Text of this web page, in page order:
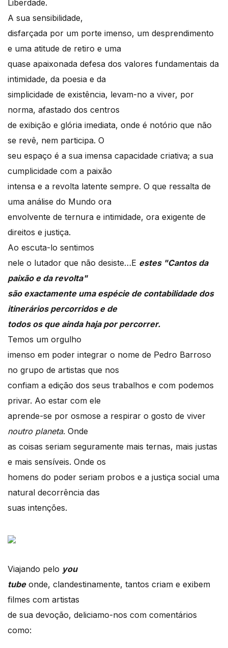
Liberdade.
A sua sensibilidade,
disfarçada por um porte imenso, um desprendimento
e uma atitude de retiro e uma
quase apaixonada defesa dos valores fundamentais da
intimidade, da poesia e da
simplicidade de existência, levam-no a viver, por
norma, afastado dos centros
de exibição e glória imediata, onde é notório que não
se revê, nem participa. O
seu espaço é a sua imensa capacidade criativa; a sua
cumplicidade com a paixão
intensa e a revolta latente sempre. O que ressalta de
uma análise do Mundo ora
envolvente de ternura e intimidade, ora exigente de
direitos e justiça.
Ao escuta-lo sentimos
nele o lutador que não desiste…E estes "Cantos da
paixão e da revolta"
são exactamente uma espécie de contabilidade dos
itinerários percorridos e de
todos os que ainda haja por percorrer.
Temos um orgulho
imenso em poder integrar o nome de Pedro Barroso
no grupo de artistas que nos
confiam a edição dos seus trabalhos e com podemos
privar. Ao estar com ele
aprende-se por osmose a respirar o gosto de viver
noutro planeta. Onde
as coisas seriam seguramente mais ternas, mais justas
e mais sensíveis. Onde os
homens do poder seriam probos e a justiça social uma
natural decorrência das
suas intenções.
Viajando pelo you
tubeonde, clandestinamente, tantos criam e exibem
filmes com artistas
de sua devoção, deliciamo-nos com comentários
como: